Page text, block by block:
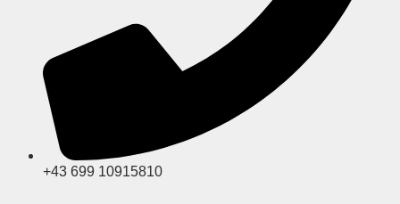
+43 699 10915810